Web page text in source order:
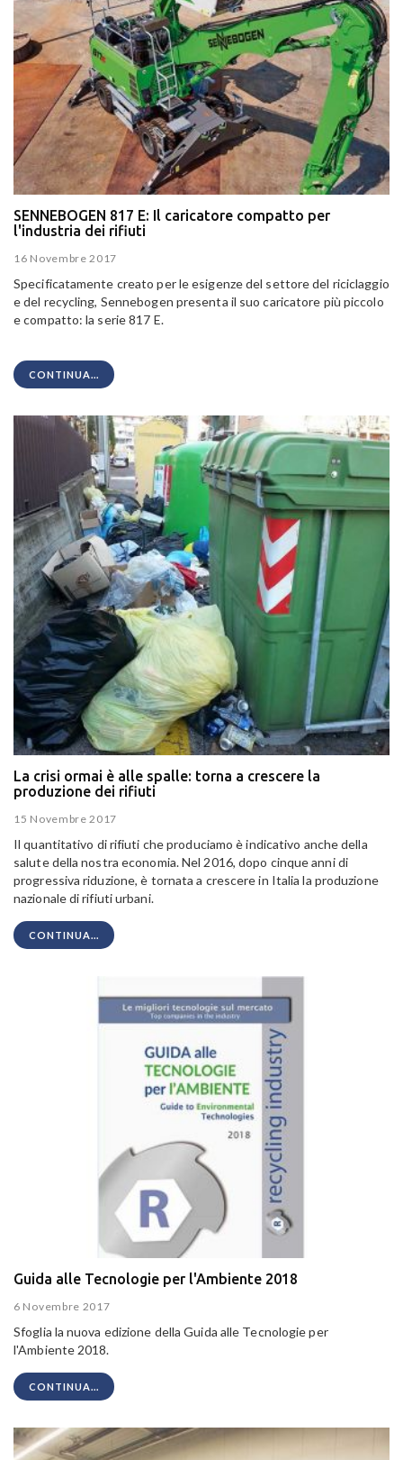
SENNEBOGEN 817 E: Il caricatore compatto per
l'industria dei rifiuti
16 Novembre 2017
Specificatamente creato per le esigenze del settore del riciclaggio
e del recycling, Sennebogen presenta il suo caricatore più piccolo
e compatto: la serie 817 E.
CONTINUA...
La crisi ormai è alle spalle: torna a crescere la
produzione dei rifiuti
15 Novembre 2017
Il quantitativo di rifiuti che produciamo è indicativo anche della
salute della nostra economia. Nel 2016, dopo cinque anni di
progressiva riduzione, è tornata a crescere in Italia la produzione
nazionale di rifiuti urbani.
CONTINUA...
Guida alle Tecnologie per l'Ambiente 2018
6 Novembre 2017
Sfoglia la nuova edizione della Guida alle Tecnologie per
l'Ambiente 2018.
CONTINUA...